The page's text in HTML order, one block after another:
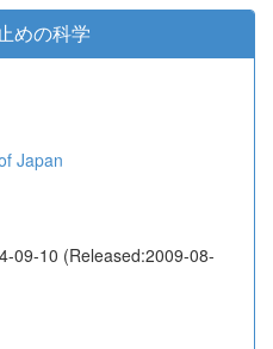
めの科学
Japan
09-10 (Released:2009-08-